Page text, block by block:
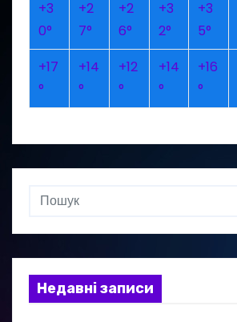
+3
0°
+2
7°
+2
6°
+3
2°
+3
5°
+17
°
+14
°
+12
°
+14
°
+16
°
Недавні записи